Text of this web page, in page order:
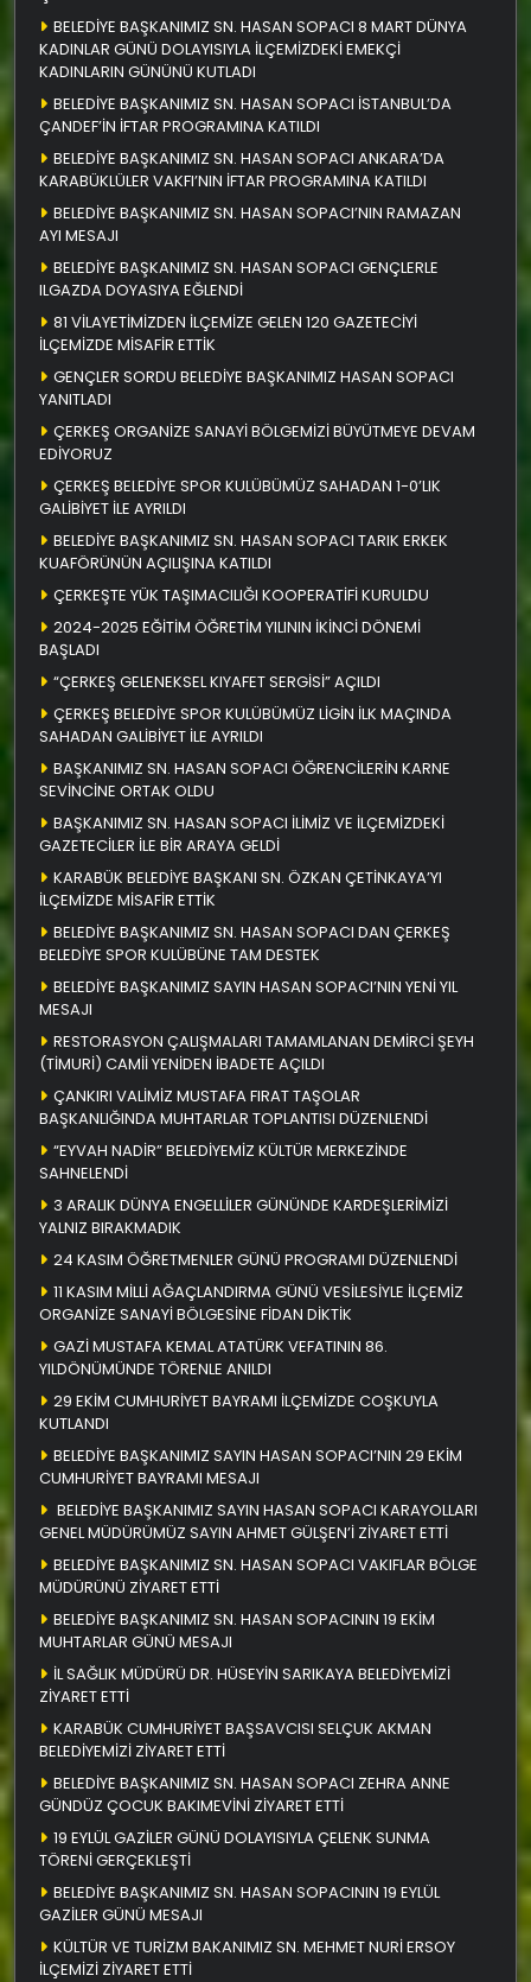
BELEDİYE BAŞKANIMIZ SN. HASAN SOPACI 8 MART DÜNYA
KADINLAR GÜNÜ DOLAYISIYLA İLÇEMİZDEKİ EMEKÇİ
KADINLARIN GÜNÜNÜ KUTLADI
BELEDİYE BAŞKANIMIZ SN. HASAN SOPACI İSTANBUL’DA
ÇANDEF’İN İFTAR PROGRAMINA KATILDI
BELEDİYE BAŞKANIMIZ SN. HASAN SOPACI ANKARA’DA
KARABÜKLÜLER VAKFI’NIN İFTAR PROGRAMINA KATILDI
BELEDİYE BAŞKANIMIZ SN. HASAN SOPACI’NIN RAMAZAN
AYI MESAJI
BELEDİYE BAŞKANIMIZ SN. HASAN SOPACI GENÇLERLE
ILGAZDA DOYASIYA EĞLENDİ
81 VİLAYETİMİZDEN İLÇEMİZE GELEN 120 GAZETECİYİ
İLÇEMİZDE MİSAFİR ETTİK
GENÇLER SORDU BELEDİYE BAŞKANIMIZ HASAN SOPACI
YANITLADI
ÇERKEŞ ORGANİZE SANAYİ BÖLGEMİZİ BÜYÜTMEYE DEVAM
EDİYORUZ
ÇERKEŞ BELEDİYE SPOR KULÜBÜMÜZ SAHADAN 1-0’LIK
GALİBİYET İLE AYRILDI
BELEDİYE BAŞKANIMIZ SN. HASAN SOPACI TARIK ERKEK
KUAFÖRÜNÜN AÇILIŞINA KATILDI
ÇERKEŞTE YÜK TAŞIMACILIĞI KOOPERATİFİ KURULDU
2024-2025 EĞİTİM ÖĞRETİM YILININ İKİNCİ DÖNEMİ
BAŞLADI
“ÇERKEŞ GELENEKSEL KIYAFET SERGİSİ” AÇILDI
ÇERKEŞ BELEDİYE SPOR KULÜBÜMÜZ LİGİN İLK MAÇINDA
SAHADAN GALİBİYET İLE AYRILDI
BAŞKANIMIZ SN. HASAN SOPACI ÖĞRENCİLERİN KARNE
SEVİNCİNE ORTAK OLDU
BAŞKANIMIZ SN. HASAN SOPACI İLİMİZ VE İLÇEMİZDEKİ
GAZETECİLER İLE BİR ARAYA GELDİ
KARABÜK BELEDİYE BAŞKANI SN. ÖZKAN ÇETİNKAYA’YI
İLÇEMİZDE MİSAFİR ETTİK
BELEDİYE BAŞKANIMIZ SN. HASAN SOPACI DAN ÇERKEŞ
BELEDİYE SPOR KULÜBÜNE TAM DESTEK
BELEDİYE BAŞKANIMIZ SAYIN HASAN SOPACI’NIN YENİ YIL
MESAJI
RESTORASYON ÇALIŞMALARI TAMAMLANAN DEMİRCİ ŞEYH
(TİMURİ) CAMİİ YENİDEN İBADETE AÇILDI
ÇANKIRI VALİMİZ MUSTAFA FIRAT TAŞOLAR
BAŞKANLIĞINDA MUHTARLAR TOPLANTISI DÜZENLENDİ
“EYVAH NADİR” BELEDİYEMİZ KÜLTÜR MERKEZİNDE
SAHNELENDİ
3 ARALIK DÜNYA ENGELLİLER GÜNÜNDE KARDEŞLERİMİZİ
YALNIZ BIRAKMADIK
24 KASIM ÖĞRETMENLER GÜNÜ PROGRAMI DÜZENLENDİ
11 KASIM MİLLİ AĞAÇLANDIRMA GÜNÜ VESİLESİYLE İLÇEMİZ
ORGANİZE SANAYİ BÖLGESİNE FİDAN DİKTİK
GAZİ MUSTAFA KEMAL ATATÜRK VEFATININ 86.
YILDÖNÜMÜNDE TÖRENLE ANILDI
29 EKİM CUMHURİYET BAYRAMI İLÇEMİZDE COŞKUYLA
KUTLANDI
BELEDİYE BAŞKANIMIZ SAYIN HASAN SOPACI’NIN 29 EKİM
CUMHURİYET BAYRAMI MESAJI
BELEDİYE BAŞKANIMIZ SAYIN HASAN SOPACI KARAYOLLARI
GENEL MÜDÜRÜMÜZ SAYIN AHMET GÜLŞEN’İ ZİYARET ETTİ
BELEDİYE BAŞKANIMIZ SN. HASAN SOPACI VAKIFLAR BÖLGE
MÜDÜRÜNÜ ZİYARET ETTİ
BELEDİYE BAŞKANIMIZ SN. HASAN SOPACININ 19 EKİM
MUHTARLAR GÜNÜ MESAJI
İL SAĞLIK MÜDÜRÜ DR. HÜSEYİN SARIKAYA BELEDİYEMİZİ
ZİYARET ETTİ
KARABÜK CUMHURİYET BAŞSAVCISI SELÇUK AKMAN
BELEDİYEMİZİ ZİYARET ETTİ
BELEDİYE BAŞKANIMIZ SN. HASAN SOPACI ZEHRA ANNE
GÜNDÜZ ÇOCUK BAKIMEVİNİ ZİYARET ETTİ
19 EYLÜL GAZİLER GÜNÜ DOLAYISIYLA ÇELENK SUNMA
TÖRENİ GERÇEKLEŞTİ
BELEDİYE BAŞKANIMIZ SN. HASAN SOPACININ 19 EYLÜL
GAZİLER GÜNÜ MESAJI
KÜLTÜR VE TURİZM BAKANIMIZ SN. MEHMET NURİ ERSOY
İLÇEMİZİ ZİYARET ETTİ